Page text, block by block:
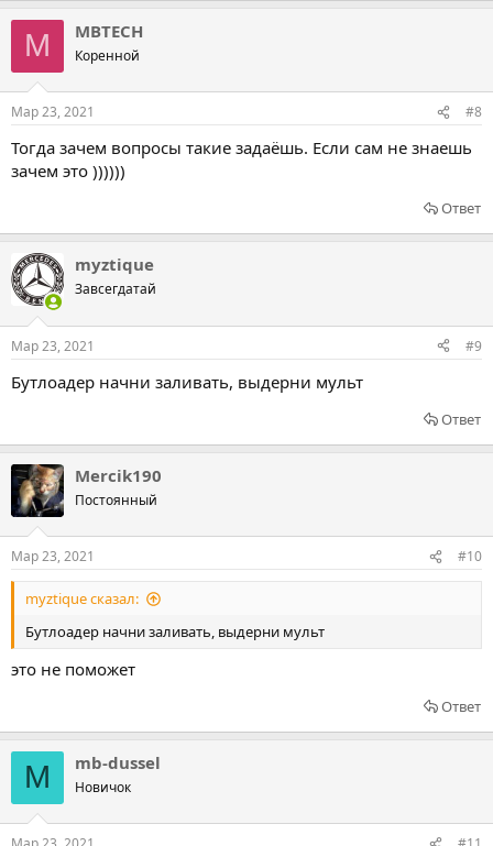
M MBTECH
Коренной
Мар 23, 2021 #8
Тогда зачем вопросы такие задаёшь. Если сам не знаешь
зачем это ))))))
Ответ
myztique
Завсегдатай
Мар 23, 2021 #9
Бутлоадер начни заливать, выдерни мульт
Ответ
Mercik190
Постоянный
Мар 23, 2021 #10
myztique сказал:
Бутлоадер начни заливать, выдерни мульт
это не поможет
Ответ
M mb-dussel
Новичок